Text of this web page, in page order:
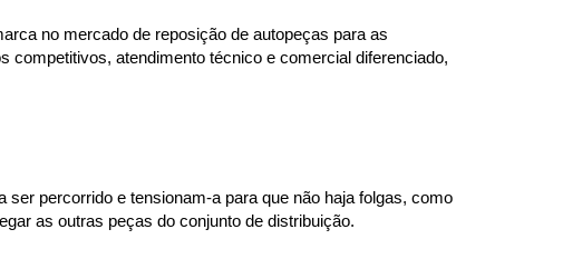
no mercado de reposição de autopeças para as
competitivos, atendimento técnico e comercial diferenciado,
percorrido e tensionam-a para que não haja folgas, como
as outras peças do conjunto de distribuição.